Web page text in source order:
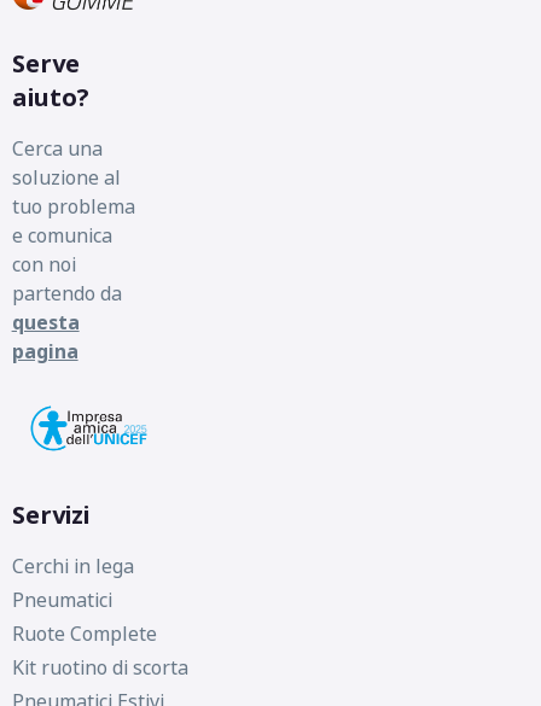
Serve
aiuto?
Cerca una
soluzione al
tuo problema
e comunica
con noi
partendo da
questa
pagina
Servizi
Cerchi in lega
Pneumatici
Ruote Complete
Kit ruotino di scorta